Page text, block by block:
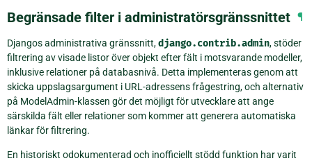
Begränsade filter i administratörsgränssnittet ¶
Djangos administrativa gränssnitt,django.contrib.admin, stöder
filtrering av visade listor över objekt efter fält i motsvarande modeller,
inklusive relationer på databasnivå. Detta implementeras genom att
skicka uppslagsargument i URL-adressens frågestring, och alternativ
på ModelAdmin-klassen gör det möjligt för utvecklare att ange
särskilda fält eller relationer som kommer att generera automatiska
länkar för filtrering.
En historiskt odokumenterad och inofficiellt stödd funktion har varit